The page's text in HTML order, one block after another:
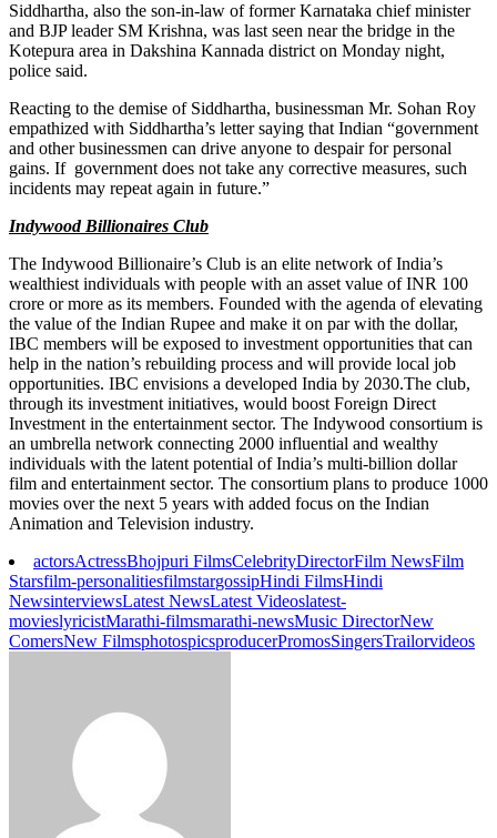
Siddhartha, also the son-in-law of former Karnataka chief minister
and BJP leader SM Krishna, was last seen near the bridge in the
Kotepura area in Dakshina Kannada district on Monday night,
police said.
Reacting to the demise of Siddhartha, businessman Mr. Sohan Roy
empathized with Siddhartha’s letter saying that Indian “government
and other businessmen can drive anyone to despair for personal
gains. If government does not take any corrective measures, such
incidents may repeat again in future.”
Indywood Billionaires Club
The Indywood Billionaire’s Club is an elite network of India’s
wealthiest individuals with people with an asset value of INR 100
crore or more as its members. Founded with the agenda of elevating
the value of the Indian Rupee and make it on par with the dollar,
IBC members will be exposed to investment opportunities that can
help in the nation’s rebuilding process and will provide local job
opportunities. IBC envisions a developed India by 2030.The club,
through its investment initiatives, would boost Foreign Direct
Investment in the entertainment sector. The Indywood consortium is
an umbrella network connecting 2000 influential and wealthy
individuals with the latent potential of India’s multi-billion dollar
film and entertainment sector. The consortium plans to produce 1000
movies over the next 5 years with added focus on the Indian
Animation and Television industry.
actorsActressBhojpuri FilmsCelebrityDirectorFilm NewsFilm
Starsfilm-personalitiesfilmstargossipHindi FilmsHindi
NewsinterviewsLatest NewsLatest Videoslatest-
movieslyricistMarathi-filmsmarathi-newsMusic DirectorNew
ComersNew FilmsphotospicsproducerPromosSingersTrailorvideos